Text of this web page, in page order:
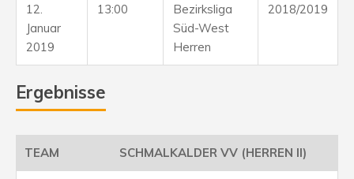
12.
Januar
2019
13:00
Bezirksliga
Süd-West
Herren
2018/2019
Ergebnisse
SCHMALKALDER VV (HERREN II)